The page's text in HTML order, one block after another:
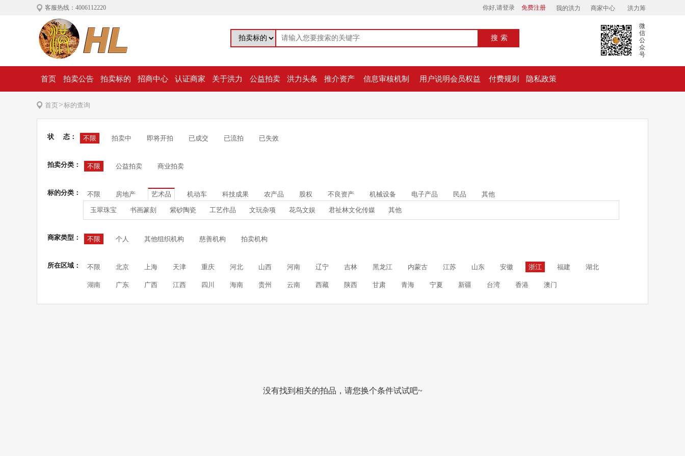
客服热线：4006112220 你好,请登录 免费注册 我的洪力 商家中心 洪力筹
搜索
微
信
公
众
号
首页 拍卖公告 拍卖标的 招商中心 认证商家 关于洪力 公益拍卖 洪力头条 推介资产 信息审核机制 用户说明会员权益 付费规则 隐私政策
首页>标的查询
状 态： 不限 拍卖中 即将开拍 已成交 已流拍 已失效
拍卖分类： 不限 公益拍卖 商业拍卖
标的分类： 不限 房地产 艺术品 机动车 科技成果 农产品 股权 不良资产 机械设备 电子产品 民品 其他
玉翠珠宝 书画篆刻 紫砂陶瓷 工艺作品 文玩杂项 花鸟文娱 君祉林文化传媒 其他
商家类型： 不限 个人 其他组织机构 慈善机构 拍卖机构
所在区域： 不限 北京 上海 天津 重庆 河北 山西 河南 辽宁 吉林 黑龙江 内蒙古 江苏 山东 安徽 浙江 福建 湖北
湖南 广东 广西 江西 四川 海南 贵州 云南 西藏 陕西 甘肃 青海 宁夏 新疆 台湾 香港 澳门
没有找到相关的拍品，请您换个条件试试吧~